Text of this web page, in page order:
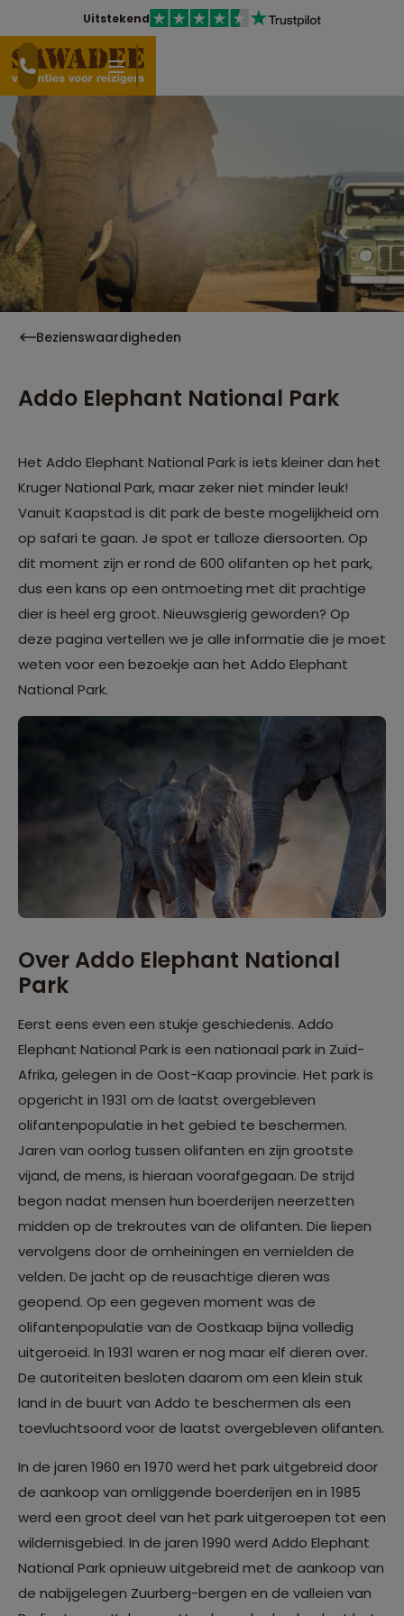
Uitstekend
Bezienswaardigheden
Addo Elephant National Park
Het Addo Elephant National Park is iets kleiner dan het
Kruger National Park, maar zeker niet minder leuk!
Vanuit Kaapstad is dit park de beste mogelijkheid om
op safari te gaan. Je spot er talloze diersoorten. Op
dit moment zijn er rond de 600 olifanten op het park,
dus een kans op een ontmoeting met dit prachtige
dier is heel erg groot. Nieuwsgierig geworden? Op
deze pagina vertellen we je alle informatie die je moet
weten voor een bezoekje aan het Addo Elephant
National Park.
Over Addo Elephant National
Park
Eerst eens even een stukje geschiedenis. Addo
Elephant National Park is een nationaal park in Zuid-
Afrika, gelegen in de Oost-Kaap provincie. Het park is
opgericht in 1931 om de laatst overgebleven
olifantenpopulatie in het gebied te beschermen.
Jaren van oorlog tussen olifanten en zijn grootste
vijand, de mens, is hieraan voorafgegaan. De strijd
begon nadat mensen hun boerderijen neerzetten
midden op de trekroutes van de olifanten. Die liepen
vervolgens door de omheiningen en vernielden de
velden. De jacht op de reusachtige dieren was
geopend. Op een gegeven moment was de
olifantenpopulatie van de Oostkaap bijna volledig
uitgeroeid. In 1931 waren er nog maar elf dieren over.
De autoriteiten besloten daarom om een klein stuk
land in de buurt van Addo te beschermen als een
toevluchtsoord voor de laatst overgebleven olifanten.
In de jaren 1960 en 1970 werd het park uitgebreid door
de aankoop van omliggende boerderijen en in 1985
werd een groot deel van het park uitgeroepen tot een
wildernisgebied. In de jaren 1990 werd Addo Elephant
National Park opnieuw uitgebreid met de aankoop van
de nabijgelegen Zuurberg-bergen en de valleien van